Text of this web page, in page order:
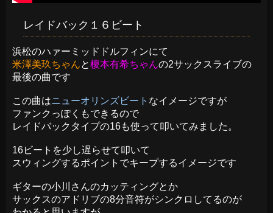
レイドバック１６ビート
浜松のハァーミッドドルフィンにて
米澤美玖ちゃんと榎本有希ちゃんの2サックスライブの
最後の曲です
この曲はニューオリンズビート なイメージですが
ファンクっぽくもできるので
レイドバックタイプの16も使って叩いてみました。
16ビートを少し遅らせて叩いて
スウィングするポイントでキープするイメージです
ギターの小川さんのカッティングとか
サックスのアドリブの8分音符がシンクロしてるのが